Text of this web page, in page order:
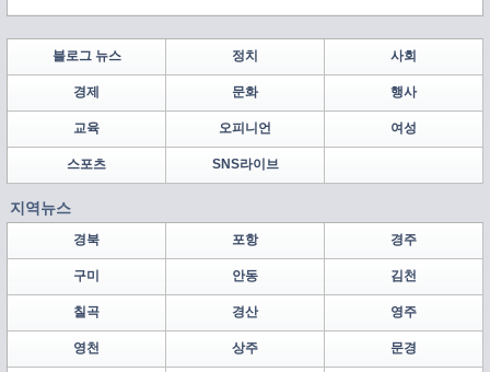
점을 구축한다.
블로그 뉴스 정치 사회
경제 문화 행사
교육 오피니언 여성
스포츠 SNS라이브
지역뉴스
경북 포항 경주
구미 안동 김천
칠곡 경산 영주
영천 상주 문경